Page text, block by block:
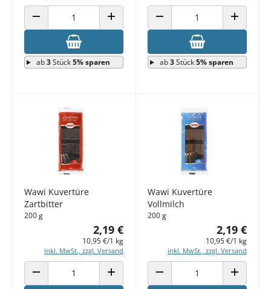
ANZAHL VERRINGERN ANZAHL ERHÖHEN
ab3Stück5% sparen
ANZAHL VERRINGERN ANZAHL
ab3Stück5% sparen
Wawi Kuvertüre
Zartbitter
200 g
2,19 €
10,95 €/1 kg
inkl. MwSt., zzgl. Versand
ANZAHL VERRINGERN ANZAHL ERHÖHEN
Wawi Kuvertüre
Vollmilch
200 g
2,19 €
10,95 €/1 kg
inkl. MwSt., zzgl. Versand
ANZAHL VERRINGERN ANZAHL